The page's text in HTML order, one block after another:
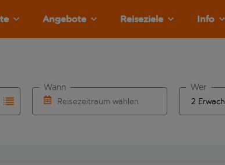
Angebote Reiseziele Info
Reisezeitraum wählen
Wann Wer